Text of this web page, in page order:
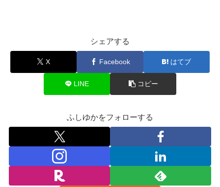
シェアする
X Facebook はてブ
LINE コピー
ふしゆかをフォローする